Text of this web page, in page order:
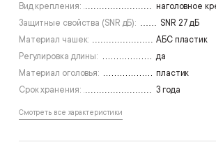
Вид крепления:
наголовное
Защитные свойства (SNR дБ):
SNR 27 дБ
Материал чашек:
АБС пластик
Регулировка длины:
да
Материал оголовья:
пластик
Срок хранения:
3 года
Смотреть все характеристики